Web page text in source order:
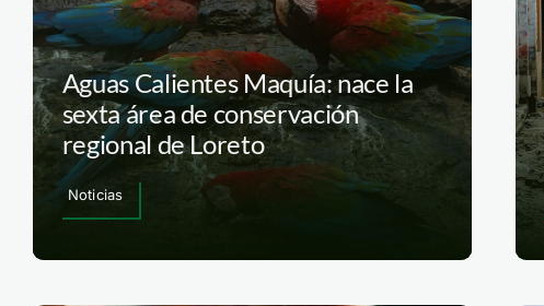
Aguas Calientes Maquía: nace la
sexta área de conservación
regional de Loreto
Noticias